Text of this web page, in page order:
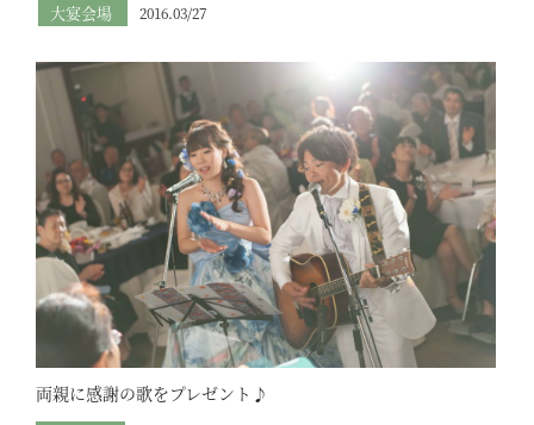
大宴会場 2016.03/27
両親に感謝の歌をプレゼント♪